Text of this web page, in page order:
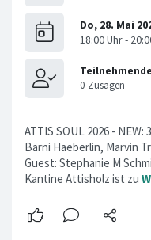
ATTIS SOUL 2026 - NEW:
Bärni Haeberlin, Marvin
Guest: Stephanie M
Kantine Attisholz ist zu